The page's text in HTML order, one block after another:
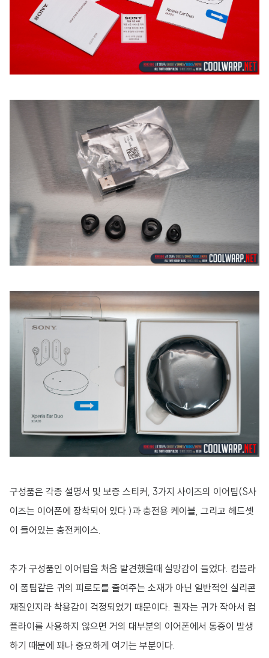
구성품은 각종 설명서 및 보증 스티커, 3가지 사이즈의 이어팁(S사
이즈는 이어폰에 장착되어 있다.)과 충전용 케이블, 그리고 헤드셋
이 들어있는 충전케이스.
추가 구성품인 이어팁을 처음 발견했을때 실망감이 들었다. 컴플라
이 폼팁같은 귀의 피로도를 줄여주는 소재가 아닌 일반적인 실리콘
재질인지라 착용감이 걱정되었기 때문이다. 필자는 귀가 작아서 컴
플라이를 사용하지 않으면 거의 대부분의 이어폰에서 통증이 발생
하기 때문에 꽤나 중요하게 여기는 부분이다.